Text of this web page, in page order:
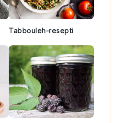
Tabbouleh-resepti